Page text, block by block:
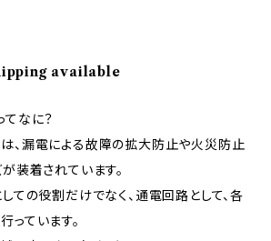
available
なに？
、漏電による故障の拡大防止や火災防止
装着されています。
ての役割だけでなく、通電回路として、各
ています。